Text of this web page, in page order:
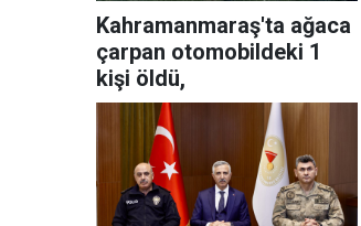
Kahramanmaraş'ta ağaca
çarpan otomobildeki 1
kişi öldü,